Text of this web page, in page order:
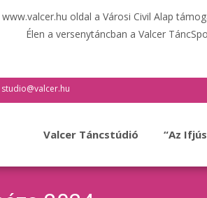
www.valcer.hu oldal a Városi Civil Alap
Élen a versenytáncban a Valcer
studio@valcer.hu
Valcer Táncstúdió “Az